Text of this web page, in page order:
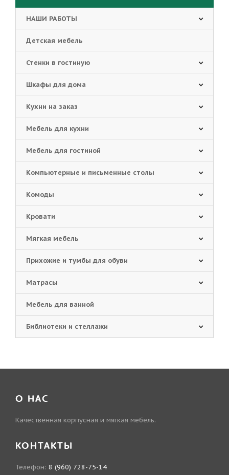
НАШИ РАБОТЫ
Детская мебель
Стенки в гостиную
Шкафы для дома
Кухни на заказ
Мебель для кухни
Мебель для гостиной
Компьютерные и письменные столы
Комоды
Кровати
Мягкая мебель
Прихожие и тумбы для обуви
Матрасы
Мебель для ванной
Библиотеки и стеллажи
О НАС
Качественная корпусная и мягкая мебель.
КОНТАКТЫ
Телефон: 8 (960) 728-75-14